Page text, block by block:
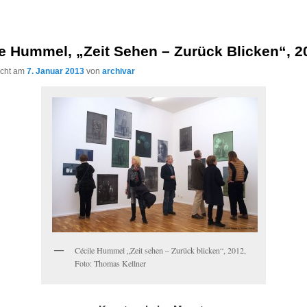
Hummel, „Zeit Sehen – Zurück Blicken“,
am7. Januar 2013 vonarchivar
Cécile Hummel „Zeit sehen – Zurück blicken“, 2012,
Foto: Thomas Kellner